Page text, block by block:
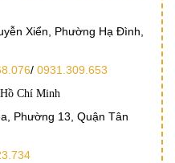
Xiển, Phường Hạ Đình,
/ 0931.309.653
Chí Minh
Phường 13, Quận Tân